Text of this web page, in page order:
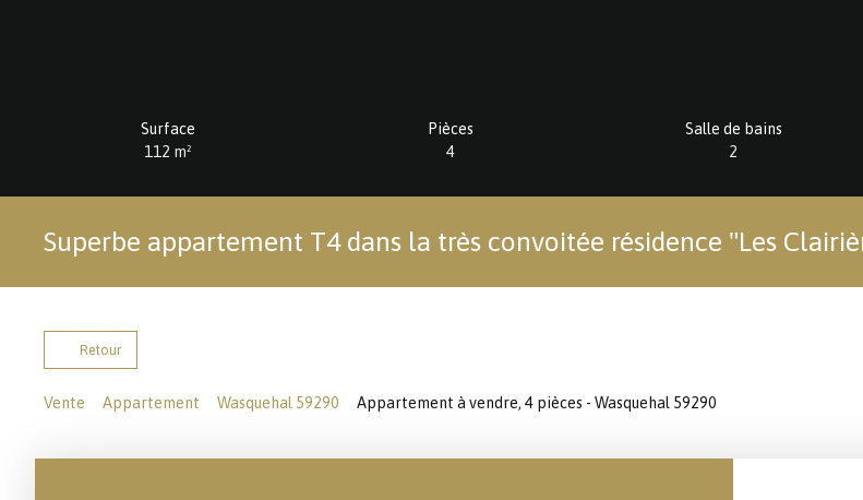
Surface
112 m²
Pièces
4
Salle de bains
2
Superbe appartement T4 dans la très convoitée résidence "Les
Retour
Vente Appartement Wasquehal 59290 Appartement à vendre, 4 pièces - Wasquehal 59290